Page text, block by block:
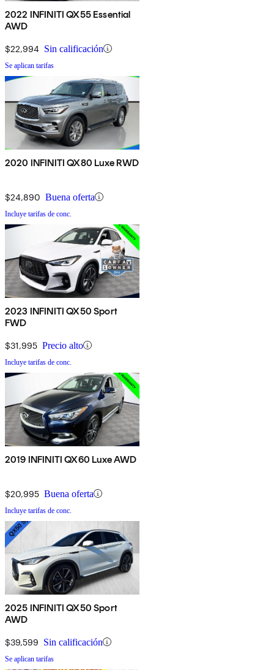
2022 INFINITI QX55 Essential
AWD
$22,994 Sin calificación
Se aplican tarifas
2020 INFINITI QX80 Luxe RWD
$24,890 Buena oferta
Incluye tarifas de conc.
2023 INFINITI QX50 Sport
FWD
$31,995 Precio alto
Incluye tarifas de conc.
2019 INFINITI QX60 Luxe AWD
$20,995 Buena oferta
Incluye tarifas de conc.
2025 INFINITI QX50 Sport
AWD
$39,599 Sin calificación
Se aplican tarifas